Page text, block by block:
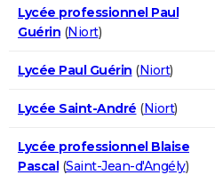
Lycée professionnel Paul
Guérin (Niort)
Lycée Paul Guérin (Niort)
Lycée Saint-André (Niort)
Lycée professionnel Blaise
Pascal(Saint-Jean-d'Angély)